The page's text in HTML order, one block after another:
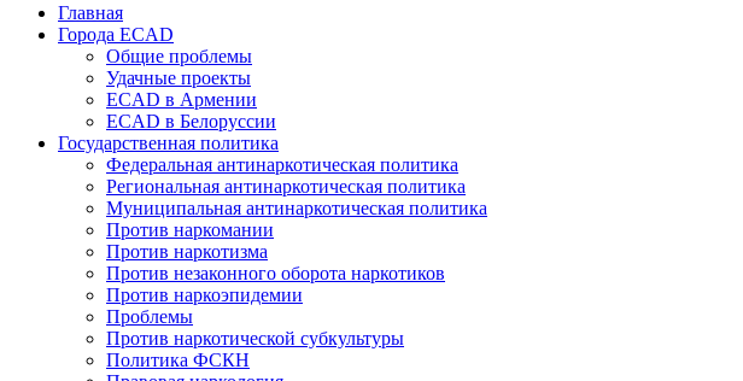
Главная
Города ECAD
Общие проблемы
Удачные проекты
ECAD в Армении
ECAD в Белоруссии
Государственная политика
Федеральная антинаркотическая политика
Региональная антинаркотическая политика
Муниципальная антинаркотическая политика
Против наркомании
Против наркотизма
Против незаконного оборота наркотиков
Против наркоэпидемии
Проблемы
Против наркотической субкультуры
Политика ФСКН